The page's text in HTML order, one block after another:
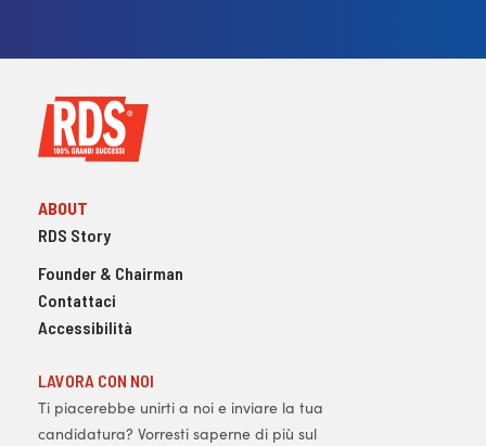
ABOUT
RDS Story
Founder & Chairman
Contattaci
Accessibilità
LAVORA CON NOI
Ti piacerebbe unirti a noi e inviare la tua
candidatura? Vorresti saperne di più sul